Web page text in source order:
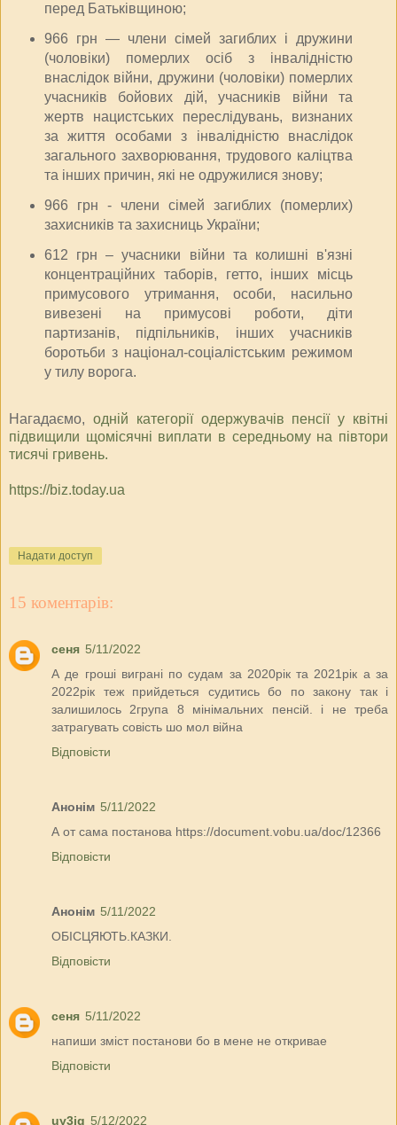
перед Батьківщиною;
966 грн — члени сімей загиблих і дружини
(чоловіки) померлих осіб з інвалідністю
внаслідок війни, дружини (чоловіки) померлих
учасників бойових дій, учасників війни та
жертв нацистських переслідувань, визнаних
за життя особами з інвалідністю внаслідок
загального захворювання, трудового каліцтва
та інших причин, які не одружилися знову;
966 грн - члени сімей загиблих (померлих)
захисників та захисниць України;
612 грн – учасники війни та колишні в'язні
концентраційних таборів, гетто, інших місць
примусового утримання, особи, насильно
вивезені на примусові роботи, діти
партизанів, підпільників, інших учасників
боротьби з націонал-соціалістським режимом
у тилу ворога.
Нагадаємо, одній категорії одержувачів пенсії у квітні
підвищили щомісячні виплати в середньому на півтори
тисячі гривень.
https://biz.today.ua
Надати доступ
15 коментарів:
сеня 5/11/2022
А де гроші виграні по судам за 2020рік та 2021рік а за
2022рік теж прийдеться судитись бо по закону так і
залишилось 2група 8 мінімальних пенсій. і не треба
затрагувать совість шо мол війна
Відповісти
Анонім 5/11/2022
А от сама постанова https://document.vobu.ua/doc/12366
Відповісти
Анонім 5/11/2022
ОБІСЦЯЮТЬ.КАЗКИ.
Відповісти
сеня 5/11/2022
напиши зміст постанови бо в мене не откривае
Відповісти
uy3ig 5/12/2022